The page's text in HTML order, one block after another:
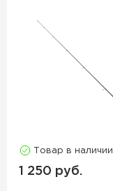
Товар в наличии
1 250 руб.